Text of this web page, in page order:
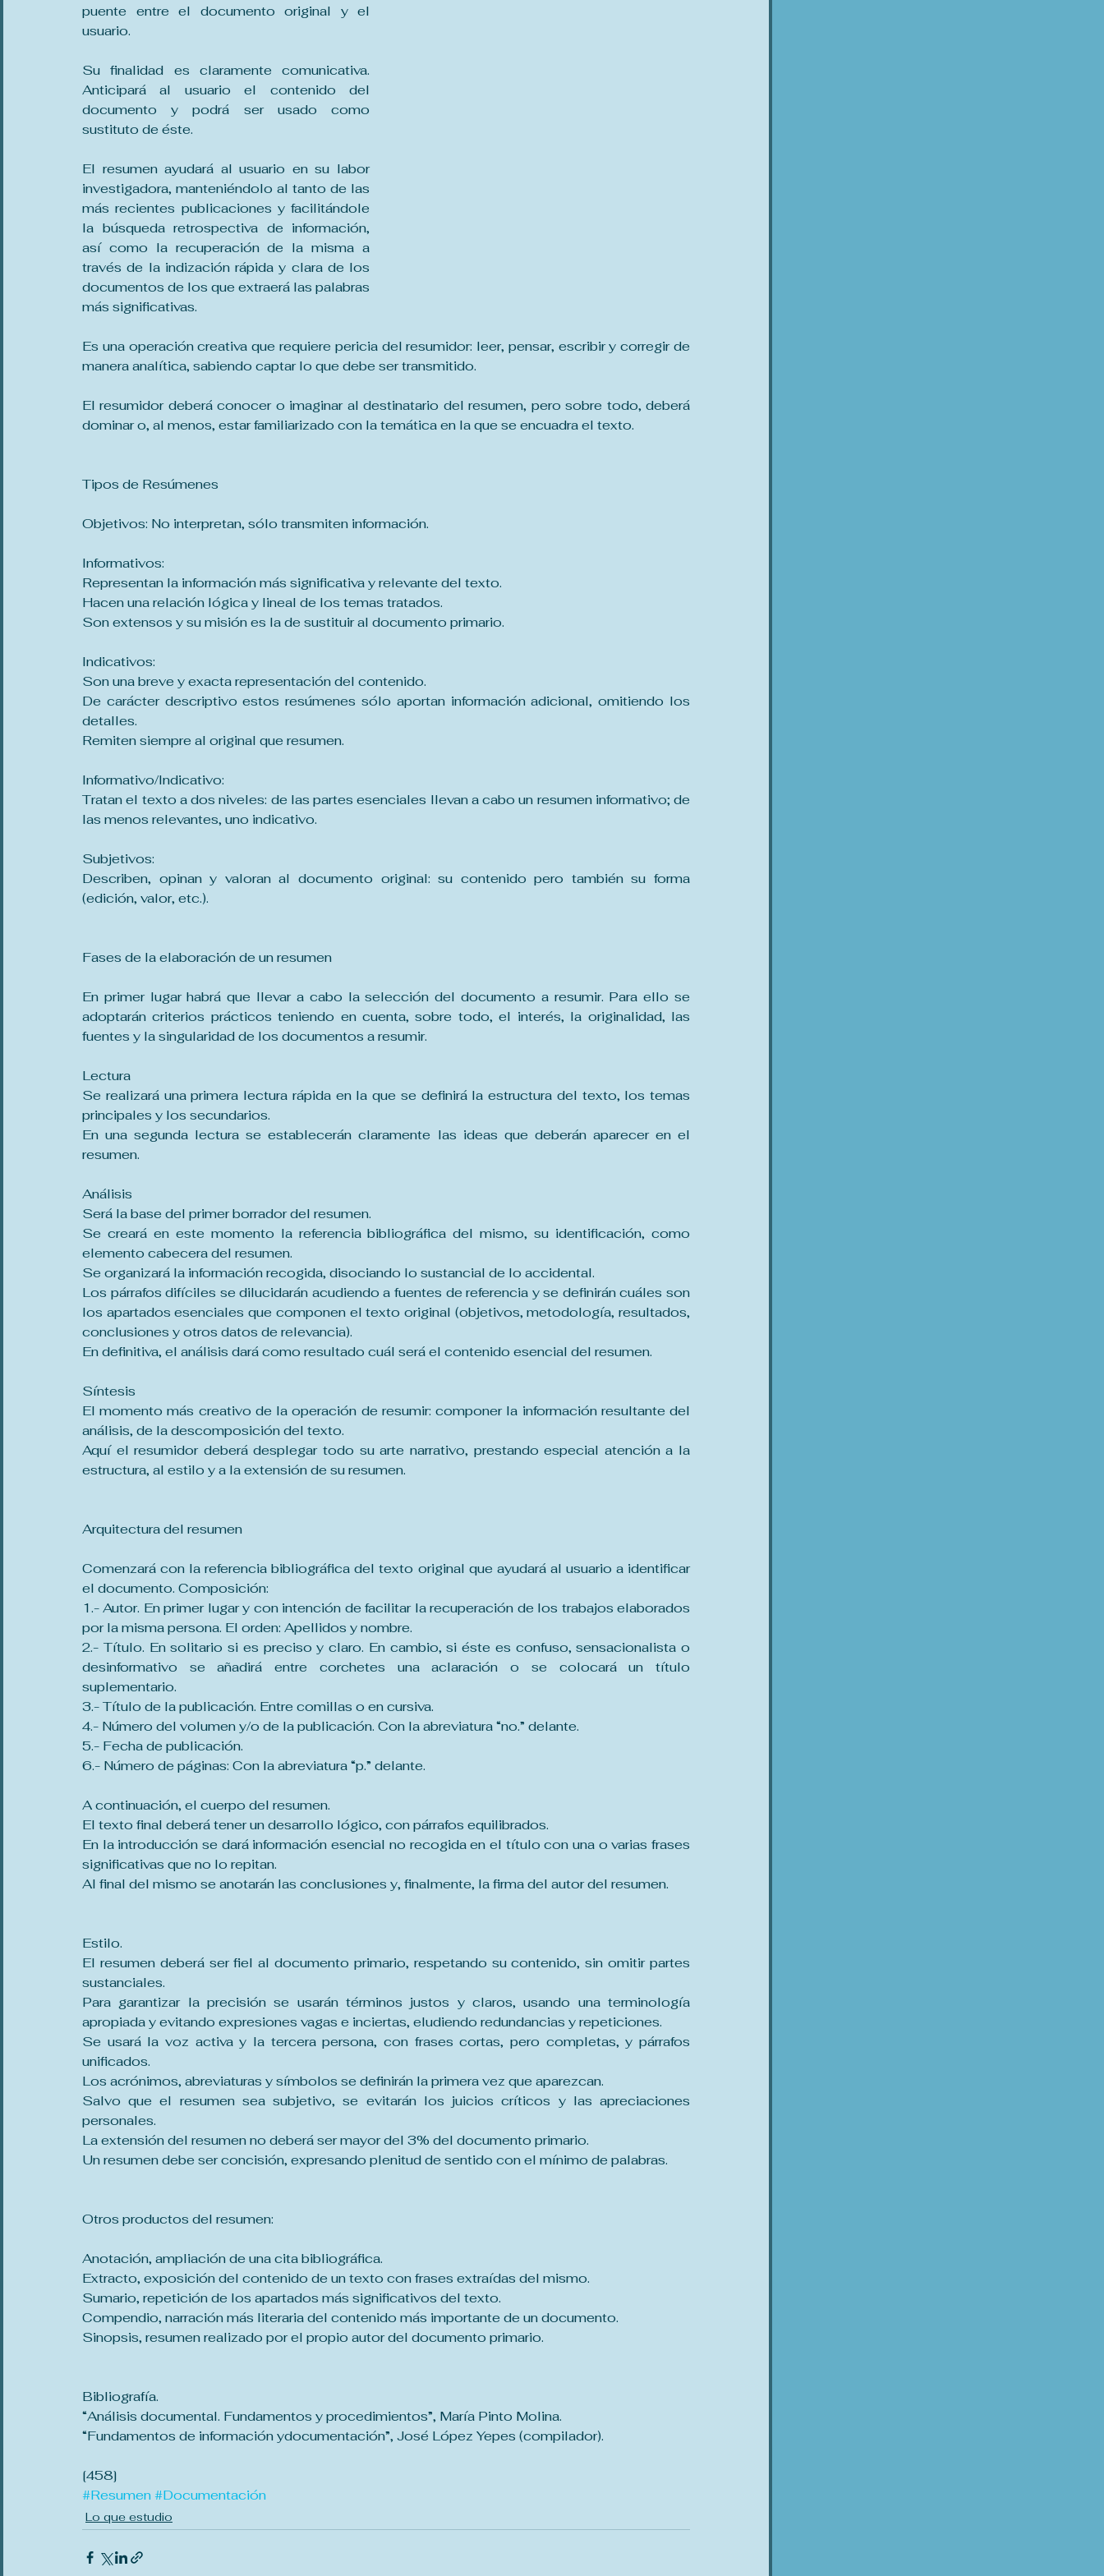
puente entre el documento original y el
usuario.
Su finalidad es claramente comunicativa.
Anticipará al usuario el contenido del
documento y podrá ser usado como
sustituto de éste.
El resumen ayudará al usuario en su labor
investigadora, manteniéndolo al tanto de las
más recientes publicaciones y facilitándole
la búsqueda retrospectiva de información,
así como la recuperación de la misma a
través de la indización rápida y clara de los
documentos de los que extraerá las palabras
más significativas.
Es una operación creativa que requiere pericia del resumidor: leer, pensar, escribir y corregir de
manera analítica, sabiendo captar lo que debe ser transmitido.
El resumidor deberá conocer o imaginar al destinatario del resumen, pero sobre todo, deberá
dominar o, al menos, estar familiarizado con la temática en la que se encuadra el texto.
Tipos de Resúmenes
Objetivos: No interpretan, sólo transmiten información.
Informativos:
Representan la información más significativa y relevante del texto.
Hacen una relación lógica y lineal de los temas tratados.
Son extensos y su misión es la de sustituir al documento primario.
Indicativos:
Son una breve y exacta representación del contenido.
De carácter descriptivo estos resúmenes sólo aportan información adicional, omitiendo los
detalles.
Remiten siempre al original que resumen.
Informativo/Indicativo:
Tratan el texto a dos niveles: de las partes esenciales llevan a cabo un resumen informativo; de
las menos relevantes, uno indicativo.
Subjetivos:
Describen, opinan y valoran al documento original: su contenido pero también su forma
(edición, valor, etc.).
Fases de la elaboración de un resumen
En primer lugar habrá que llevar a cabo la selección del documento a resumir. Para ello se
adoptarán criterios prácticos teniendo en cuenta, sobre todo, el interés, la originalidad, las
fuentes y la singularidad de los documentos a resumir.
Lectura
Se realizará una primera lectura rápida en la que se definirá la estructura del texto, los temas
principales y los secundarios.
En una segunda lectura se establecerán claramente las ideas que deberán aparecer en el
resumen.
Análisis
Será la base del primer borrador del resumen.
Se creará en este momento la referencia bibliográfica del mismo, su identificación, como
elemento cabecera del resumen.
Se organizará la información recogida, disociando lo sustancial de lo accidental.
Los párrafos difíciles se dilucidarán acudiendo a fuentes de referencia y se definirán cuáles son
los apartados esenciales que componen el texto original (objetivos, metodología, resultados,
conclusiones y otros datos de relevancia).
En definitiva, el análisis dará como resultado cuál será el contenido esencial del resumen.
Síntesis
El momento más creativo de la operación de resumir: componer la información resultante del
análisis, de la descomposición del texto.
Aquí el resumidor deberá desplegar todo su arte narrativo, prestando especial atención a la
estructura, al estilo y a la extensión de su resumen.
Arquitectura del resumen
Comenzará con la referencia bibliográfica del texto original que ayudará al usuario a identificar
el documento. Composición:
1.- Autor. En primer lugar y con intención de facilitar la recuperación de los trabajos elaborados
por la misma persona. El orden: Apellidos y nombre.
2.- Título. En solitario si es preciso y claro. En cambio, si éste es confuso, sensacionalista o
desinformativo se añadirá entre corchetes una aclaración o se colocará un título
suplementario.
3.- Título de la publicación. Entre comillas o en cursiva.
4.- Número del volumen y/o de la publicación. Con la abreviatura “no.” delante.
5.- Fecha de publicación.
6.- Número de páginas: Con la abreviatura “p.” delante.
A continuación, el cuerpo del resumen.
El texto final deberá tener un desarrollo lógico, con párrafos equilibrados.
En la introducción se dará información esencial no recogida en el título con una o varias frases
significativas que no lo repitan.
Al final del mismo se anotarán las conclusiones y, finalmente, la firma del autor del resumen.
Estilo.
El resumen deberá ser fiel al documento primario, respetando su contenido, sin omitir partes
sustanciales.
Para garantizar la precisión se usarán términos justos y claros, usando una terminología
apropiada y evitando expresiones vagas e inciertas, eludiendo redundancias y repeticiones.
Se usará la voz activa y la tercera persona, con frases cortas, pero completas, y párrafos
unificados.
Los acrónimos, abreviaturas y símbolos se definirán la primera vez que aparezcan.
Salvo que el resumen sea subjetivo, se evitarán los juicios críticos y las apreciaciones
personales.
La extensión del resumen no deberá ser mayor del 3% del documento primario.
Un resumen debe ser concisión, expresando plenitud de sentido con el mínimo de palabras.
Otros productos del resumen:
Anotación, ampliación de una cita bibliográfica.
Extracto, exposición del contenido de un texto con frases extraídas del mismo.
Sumario, repetición de los apartados más significativos del texto.
Compendio, narración más literaria del contenido más importante de un documento.
Sinopsis, resumen realizado por el propio autor del documento primario.
Bibliografía.
“Análisis documental. Fundamentos y procedimientos”, María Pinto Molina.
“Fundamentos de información ydocumentación”, José López Yepes (compilador).
[458]
#Resumen#Documentación
Lo que estudio